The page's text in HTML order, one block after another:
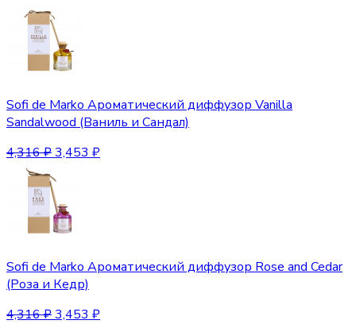
Sofi de Marko Ароматический диффузор Vanilla
Sandalwood (Ваниль и Сандал)
4,316₽3,453 ₽
Sofi de Marko Ароматический диффузор Rose and Cedar
(Роза и Кедр)
4,316₽3,453 ₽